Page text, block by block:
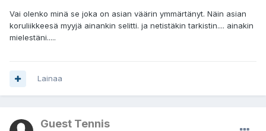
Vai olenko minä se joka on asian väärin ymmärtänyt. Näin asian
koruliikkeesä myyjä ainankin selitti. ja netistäkin tarkistin.... ainakin
mielestäni.....
Lainaa
Guest Tennis